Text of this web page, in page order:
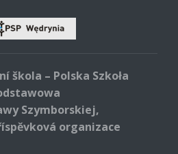
škola – Polska Szkoła
Szymborskiej,
organizace